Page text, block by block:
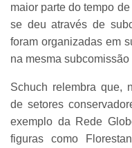
maior parte do tempo
se deu através de
foram organizadas em
na mesma
Schuch relembra que,
de setores
exemplo da Rede
figuras como